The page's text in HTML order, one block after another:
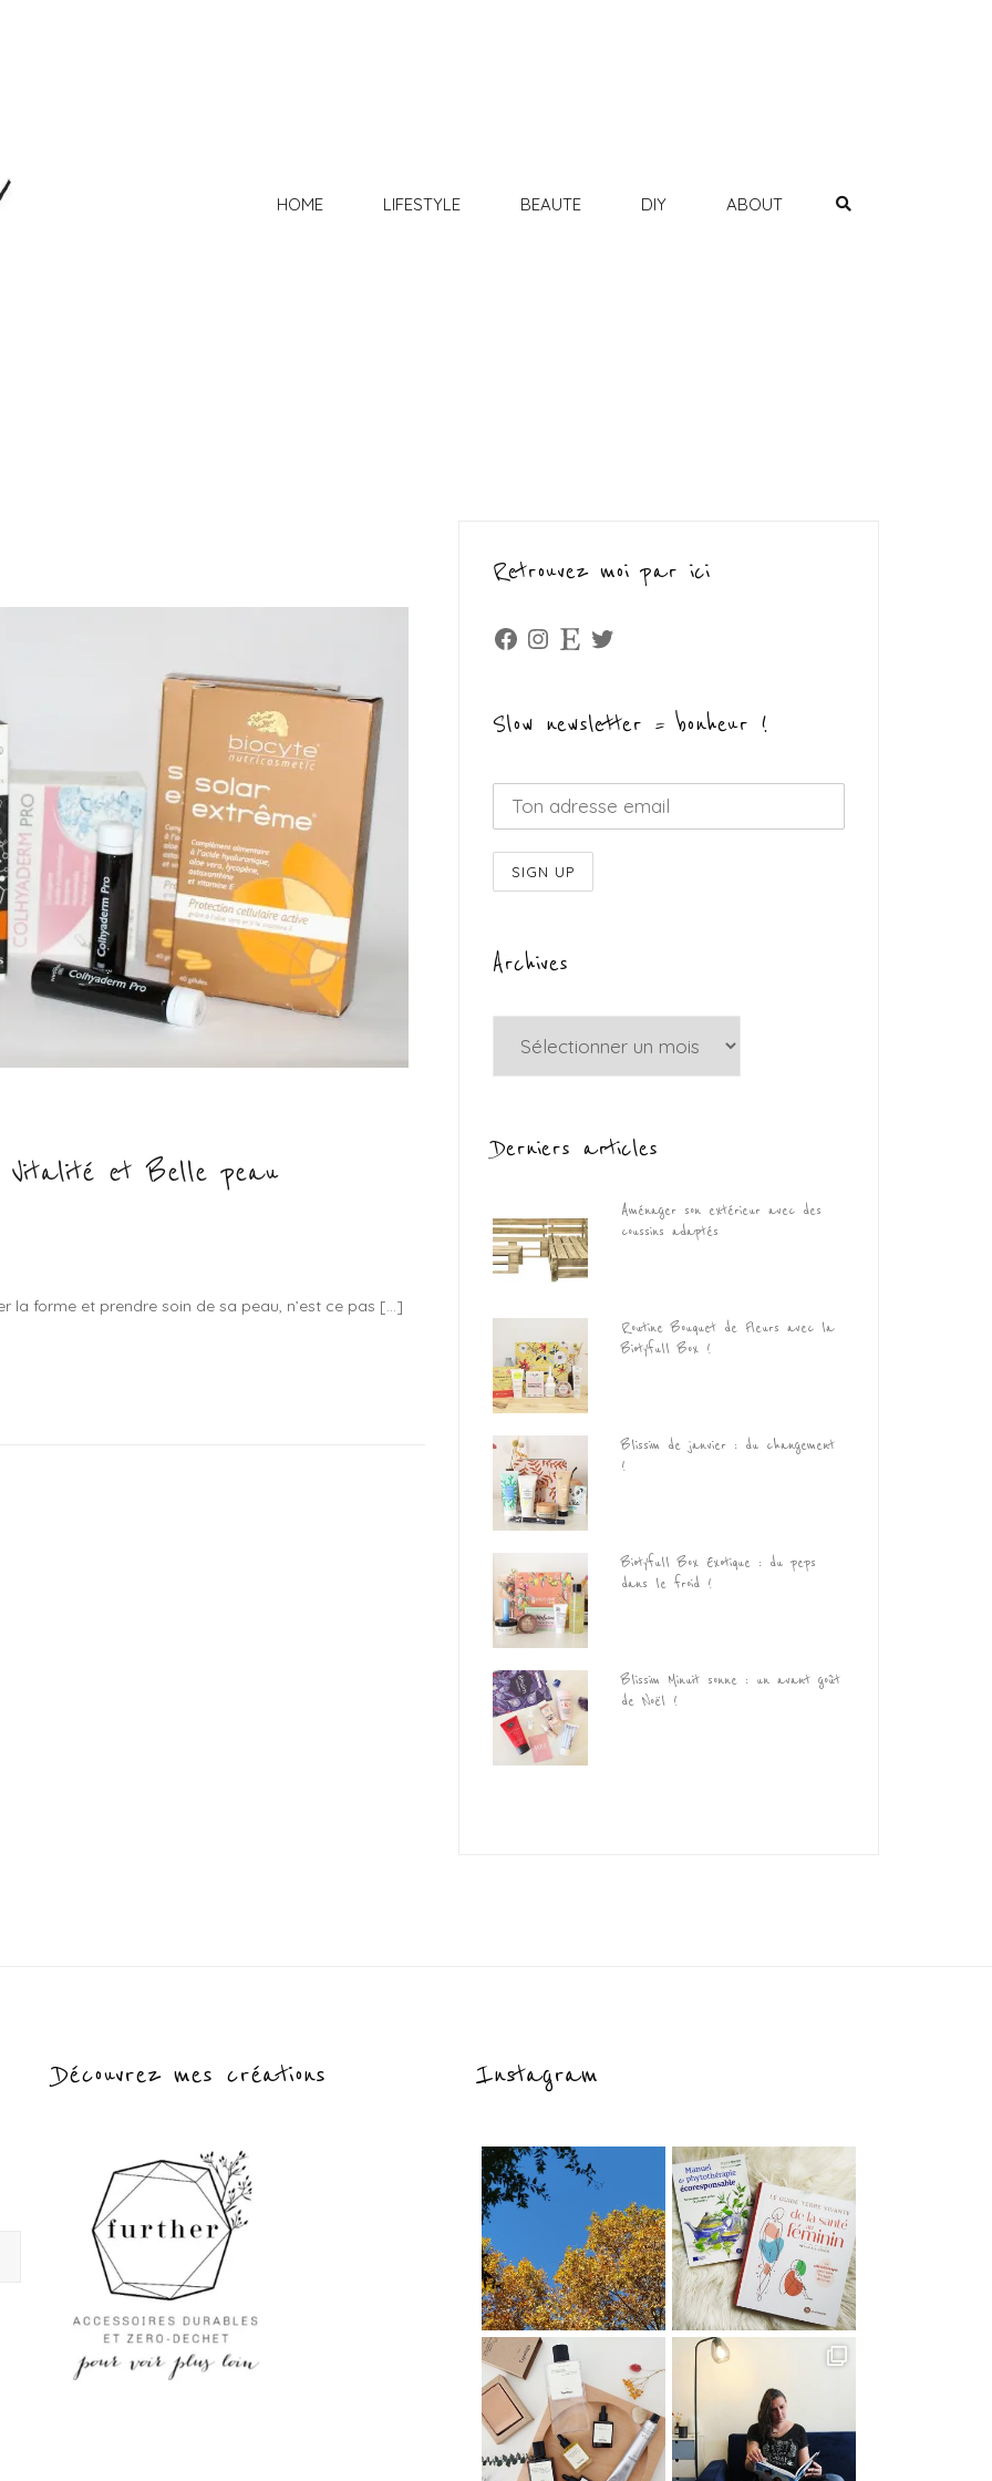
HOME LIFESTYLE BEAUTE DIY ABOUT
Vitalité et Belle peau
la forme et prendre soin de sa peau, n’est ce pas […]
Retrouvez moi par ici
Facebook
Instagram
Etsy Twitter
Slow newsletter = bonheur !
Archives
Derniers articles
Aménager son extérieur avec des
coussins adaptés
Routine Bouquet de Fleurs avec la
Biotyfull Box !
Blissim de janvier : du changement
!
Biotyfull Box Exotique : du peps
dans le froid !
Blissim Minuit sonne : un avant goût
de Noël !
Découvrez mes créations Instagram